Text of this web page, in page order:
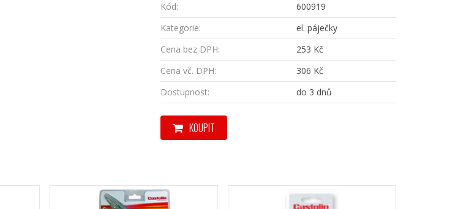
Kód:
600919
Kategorie:
el. páječky
Cena bez DPH:
253 Kč
Cena vč. DPH:
306 Kč
Dostupnost:
do 3 dnů
KOUPIT